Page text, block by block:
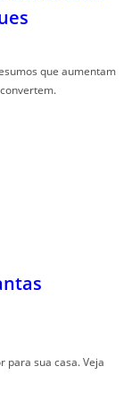
que aumentam
para sua casa. Veja